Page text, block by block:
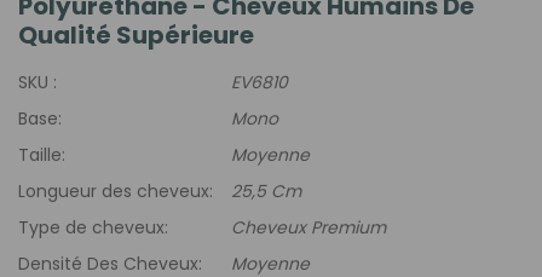
Qualité Supérieure
SKU :
EV6810
Base:
Mono
Taille:
Moyenne
Longueur des cheveux:
25,5 Cm
Type de cheveux:
Cheveux Premium
Densité Des Cheveux:
Moyenne